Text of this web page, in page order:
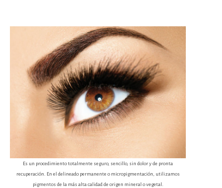
Es un procedimiento totalmente seguro, sencillo, sin dolor y de pronta
recuperación. En el delineado permanente o micropigmentación, utilizamos
pigmentos de la más alta calidad de origen mineral o vegetal.